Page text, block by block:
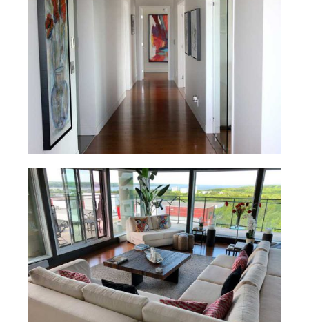
Projet résidence privée
Mission : Aménagement complet